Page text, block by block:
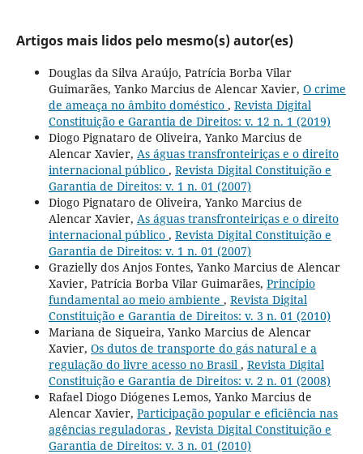
Artigos mais lidos pelo mesmo(s) autor(es)
Douglas da Silva Araújo, Patrícia Borba Vilar
Guimarães, Yanko Marcius de Alencar Xavier, O crime
de ameaça no âmbito doméstico , Revista Digital
Constituição e Garantia de Direitos: v. 12 n. 1 (2019)
Diogo Pignataro de Oliveira, Yanko Marcius de
Alencar Xavier, As águas transfronteiriças e o direito
internacional público , Revista Digital Constituição e
Garantia de Direitos: v. 1 n. 01 (2007)
Diogo Pignataro de Oliveira, Yanko Marcius de
Alencar Xavier, As águas transfronteiriças e o direito
internacional público , Revista Digital Constituição e
Garantia de Direitos: v. 1 n. 01 (2007)
Grazielly dos Anjos Fontes, Yanko Marcius de Alencar
Xavier, Patrícia Borba Vilar Guimarães, Princípio
fundamental ao meio ambiente , Revista Digital
Constituição e Garantia de Direitos: v. 3 n. 01 (2010)
Mariana de Siqueira, Yanko Marcius de Alencar
Xavier, Os dutos de transporte do gás natural e a
regulação do livre acesso no Brasil , Revista Digital
Constituição e Garantia de Direitos: v. 2 n. 01 (2008)
Rafael Diogo Diógenes Lemos, Yanko Marcius de
Alencar Xavier, Participação popular e eficiência nas
agências reguladoras , Revista Digital Constituição e
Garantia de Direitos: v. 3 n. 01 (2010)